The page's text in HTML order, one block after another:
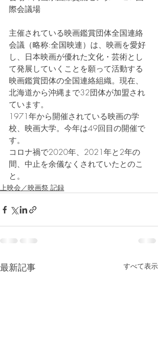
際会議場
主催されている映画鑑賞団体全国連絡
会議（略称:全国映連）は、映画を愛好
し、日本映画が優れた文化・芸術とし
て発展していくことを願って活動する
映画鑑賞団体の全国連絡組織。現在、
北海道から沖縄まで32団体が加盟され
ています。
1971年から開催されている映画の学
校、映画大学。今年は49回目の開催で
す。
コロナ禍で2020年、2021年と2年の
間、中止を余儀なくされていたとのこ
と。
上映会／映画祭 記録
最新記事 すべて表示